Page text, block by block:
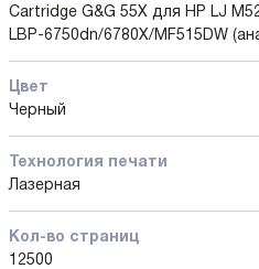
Cartridge G&G 55X для HP LJ
LBP-6750dn/6780X/MF515DW
Цвет
Черный
Технология печати
Лазерная
Кол-во страниц
12500